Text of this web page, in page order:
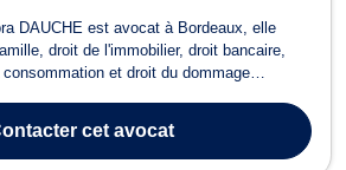
DAUCHE est avocat à Bordeaux, elle
droit de l'immobilier, droit bancaire,
et droit du dommage
une rupture de PACS, qui engendrerait
cet avocat